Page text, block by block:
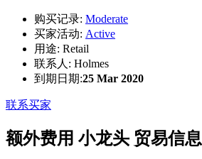
购买记录: Moderate
买家活动: Active
用途: Retail
联系人: Holmes
到期日期:25 Mar 2020
联系买家
额外费用 小龙头 贸易信息